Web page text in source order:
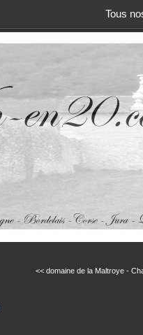
Tous
<< domaine de la Maltroye -